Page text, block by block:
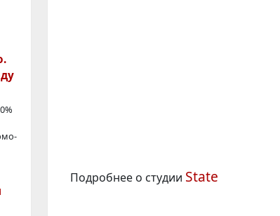
Подробнее о студии State